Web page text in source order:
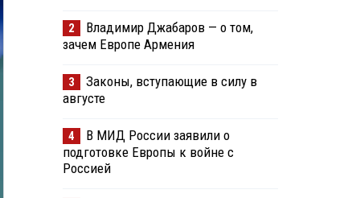
2
Владимир Джабаров — о том,
зачем Европе Армения
3
Законы, вступающие в силу в
августе
4
В МИД России заявили о
подготовке Европы к войне с
Россией